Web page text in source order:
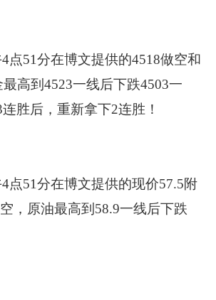
点51分在博文提供的4518做空和
高到4523一线后下跌4503一
胜后，重新拿下2连胜！
点51分在博文提供的现价57.5附
，原油最高到58.9一线后下跌